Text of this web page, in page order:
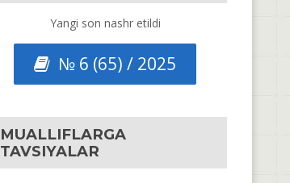
Yangi son nashr etildi
№ 6 (65) / 2025
MUALLIFLARGA
TAVSIYALAR